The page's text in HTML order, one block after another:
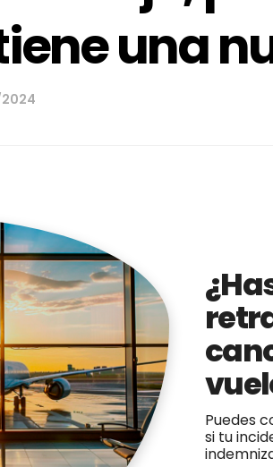
una
Puedes
si tu